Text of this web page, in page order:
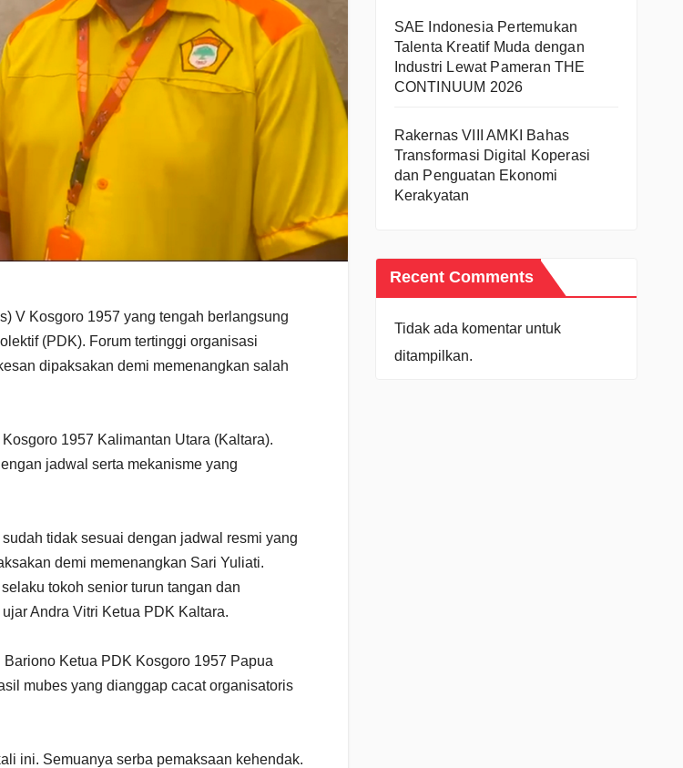
V Kosgoro 1957 yang tengah berlangsung
(PDK). Forum tertinggi organisasi
dipaksakan demi memenangkan salah
1957 Kalimantan Utara (Kaltara).
jadwal serta mekanisme yang
tidak sesuai dengan jadwal resmi yang
demi memenangkan Sari Yuliati.
tokoh senior turun tangan dan
Andra Vitri Ketua PDK Kaltara.
Ketua PDK Kosgoro 1957 Papua
mubes yang dianggap cacat organisatoris
ini. Semuanya serba pemaksaan kehendak.
SAE Indonesia Pertemukan
Talenta Kreatif Muda dengan
Industri Lewat Pameran THE
CONTINUUM 2026
Rakernas VIII AMKI Bahas
Transformasi Digital Koperasi
dan Penguatan Ekonomi
Kerakyatan
Recent Comments
Tidak ada komentar untuk
ditampilkan.